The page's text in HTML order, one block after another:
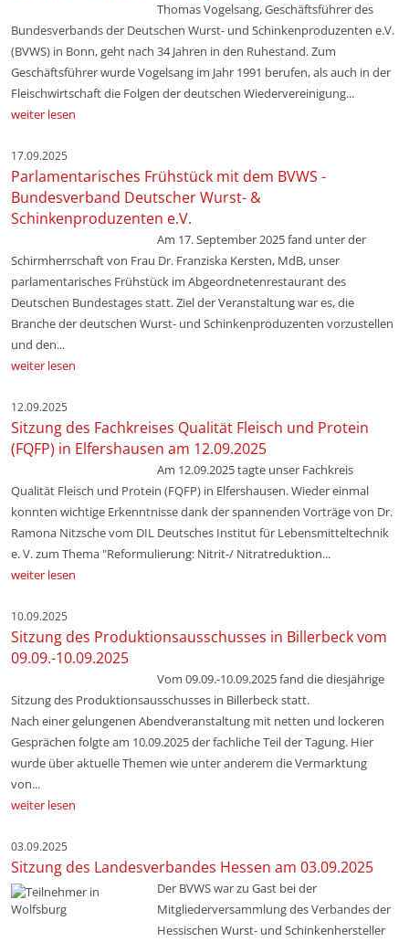
Thomas Vogelsang, Geschäftsführer des
Bundesverbands der Deutschen Wurst- und Schinkenproduzenten e.V.
(BVWS) in Bonn, geht nach 34 Jahren in den Ruhestand. Zum
Geschäftsführer wurde Vogelsang im Jahr 1991 berufen, als auch in der
Fleischwirtschaft die Folgen der deutschen Wiedervereinigung...
weiter lesen
17.09.2025
Parlamentarisches Frühstück mit dem BVWS -
Bundesverband Deutscher Wurst- &
Schinkenproduzenten e.V.
Am 17. September 2025 fand unter der
Schirmherrschaft von Frau Dr. Franziska Kersten, MdB, unser
parlamentarisches Frühstück im Abgeordnetenrestaurant des
Deutschen Bundestages statt. Ziel der Veranstaltung war es, die
Branche der deutschen Wurst- und Schinkenproduzenten vorzustellen
und den...
weiter lesen
12.09.2025
Sitzung des Fachkreises Qualität Fleisch und Protein
(FQFP) in Elfershausen am 12.09.2025
Am 12.09.2025 tagte unser Fachkreis
Qualität Fleisch und Protein (FQFP) in Elfershausen. Wieder einmal
konnten wichtige Erkenntnisse dank der spannenden Vorträge von Dr.
Ramona Nitzsche vom DIL Deutsches Institut für Lebensmitteltechnik
e. V. zum Thema "Reformulierung: Nitrit-/ Nitratreduktion...
weiter lesen
10.09.2025
Sitzung des Produktionsausschusses in Billerbeck vom
09.09.-10.09.2025
Vom 09.09.-10.09.2025 fand die diesjährige
Sitzung des Produktionsausschusses in Billerbeck statt.
Nach einer gelungenen Abendveranstaltung mit netten und lockeren
Gesprächen folgte am 10.09.2025 der fachliche Teil der Tagung. Hier
wurde über aktuelle Themen wie unter anderem die Vermarktung
von...
weiter lesen
03.09.2025
Sitzung des Landesverbandes Hessen am 03.09.2025
Der BVWS war zu Gast bei der
Mitgliederversammlung des Verbandes der
Hessischen Wurst- und Schinkenhersteller